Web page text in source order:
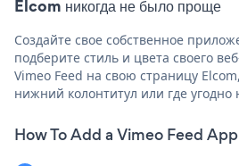
Elcom никогда не было проще
Создайте свое собственное
подберите стиль и цвета своего
Vimeo Feed на свою страницу
нижний колонтитул или где угодно
How To Add a Vimeo Feed